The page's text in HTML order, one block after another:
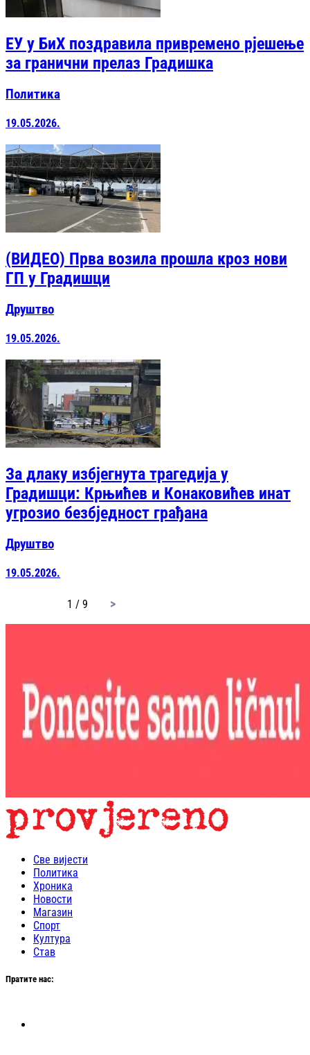
ЕУ у БиХ поздравила привремено рјешење
за гранични прелаз Градишка
Политика
19.05.2026.
(ВИДЕО) Прва возила прошла кроз нови
ГП у Градишци
Друштво
19.05.2026.
За длаку избјегнута трагедија у
Градишци: Крњићев и Конаковићев инат
угрозио безбједност грађана
Друштво
19.05.2026.
1 / 9 page
Све вијести
Политика
Хроника
Новости
Магазин
Спорт
Култура
Став
Пратите нас: